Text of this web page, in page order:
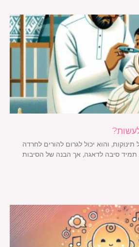
והוא יכול לגרום להורים לחרדה
סיבה לדאגה, אך הבנה של הסיבות